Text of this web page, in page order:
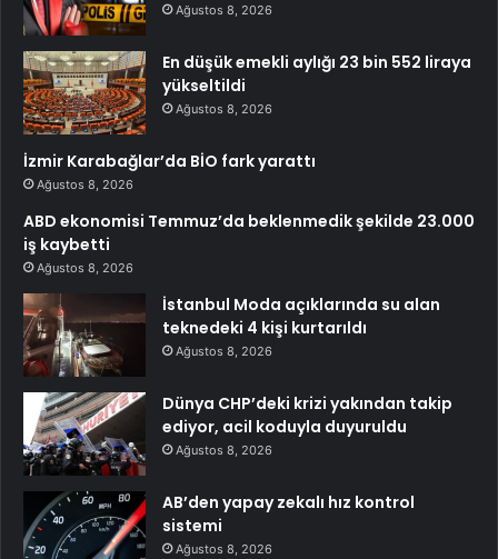
Ağustos 8, 2026
En düşük emekli aylığı 23 bin 552 liraya
yükseltildi
Ağustos 8, 2026
İzmir Karabağlar’da BİO fark yarattı
Ağustos 8, 2026
ABD ekonomisi Temmuz’da beklenmedik şekilde 23.000
iş kaybetti
Ağustos 8, 2026
İstanbul Moda açıklarında su alan
teknedeki 4 kişi kurtarıldı
Ağustos 8, 2026
Dünya CHP’deki krizi yakından takip
ediyor, acil koduyla duyuruldu
Ağustos 8, 2026
AB’den yapay zekalı hız kontrol
sistemi
Ağustos 8, 2026